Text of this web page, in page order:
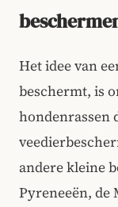
Het idee van
beschermt, is
hondenrassen
andere kleine
Pyreneeën, de